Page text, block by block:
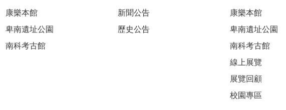
康樂本館
卑南遺址公園
南科考古館
新聞公告
歷史公告
康樂本館
卑南遺址公園
南科考古館
線上展覽
展覽回顧
校園專區